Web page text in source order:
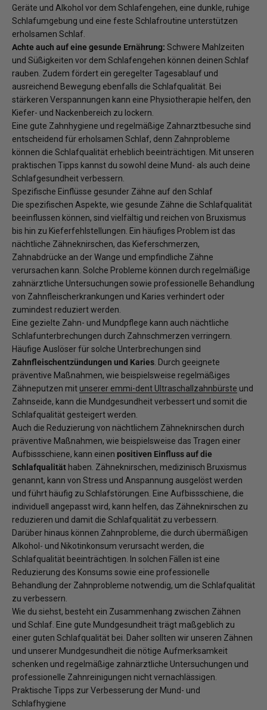
Geräte und Alkohol vor dem Schlafengehen, eine dunkle, ruhige
Schlafumgebung und eine feste Schlafroutine unterstützen
erholsamen Schlaf.
Achte auch auf eine gesunde Ernährung: Schwere Mahlzeiten
und Süßigkeiten vor dem Schlafengehen können deinen Schlaf
rauben. Zudem fördert ein geregelter Tagesablauf und
ausreichend Bewegung ebenfalls die Schlafqualität. Bei
stärkeren Verspannungen kann eine Physiotherapie helfen, den
Kiefer- und Nackenbereich zu lockern.
Eine gute Zahnhygiene und regelmäßige Zahnarztbesuche sind
entscheidend für erholsamen Schlaf, denn Zahnprobleme
können die Schlafqualität erheblich beeinträchtigen. Mit unseren
praktischen Tipps kannst du sowohl deine Mund- als auch deine
Schlafgesundheit verbessern.
Spezifische Einflüsse gesunder Zähne auf den Schlaf
Die spezifischen Aspekte, wie gesunde Zähne die Schlafqualität
beeinflussen können, sind vielfältig und reichen von Bruxismus
bis hin zu Kieferfehlstellungen. Ein häufiges Problem ist das
nächtliche Zähneknirschen, das Kieferschmerzen,
Zahnabdrücke an der Wange und empfindliche Zähne
verursachen kann. Solche Probleme können durch regelmäßige
zahnärztliche Untersuchungen sowie professionelle Behandlung
von Zahnfleischerkrankungen und Karies verhindert oder
zumindest reduziert werden.
Eine gezielte Zahn- und Mundpflege kann auch nächtliche
Schlafunterbrechungen durch Zahnschmerzen verringern.
Häufige Auslöser für solche Unterbrechungen sind
Zahnfleischentzündungen und Karies . Durch geeignete
präventive Maßnahmen, wie beispielsweise regelmäßiges
Zähneputzen mit unserer emmi-dent Ultraschallzahnbürste und
Zahnseide, kann die Mundgesundheit verbessert und somit die
Schlafqualität gesteigert werden.
Auch die Reduzierung von nächtlichem Zähneknirschen durch
präventive Maßnahmen, wie beispielsweise das Tragen einer
Aufbissschiene, kann einen positiven Einfluss auf die
Schlafqualität haben. Zähneknirschen, medizinisch Bruxismus
genannt, kann von Stress und Anspannung ausgelöst werden
und führt häufig zu Schlafstörungen. Eine Aufbissschiene, die
individuell angepasst wird, kann helfen, das Zähneknirschen zu
reduzieren und damit die Schlafqualität zu verbessern.
Darüber hinaus können Zahnprobleme, die durch übermäßigen
Alkohol- und Nikotinkonsum verursacht werden, die
Schlafqualität beeinträchtigen. In solchen Fällen ist eine
Reduzierung des Konsums sowie eine professionelle
Behandlung der Zahnprobleme notwendig, um die Schlafqualität
zu verbessern.
Wie du siehst, besteht ein Zusammenhang zwischen Zähnen
und Schlaf. Eine gute Mundgesundheit trägt maßgeblich zu
einer guten Schlafqualität bei. Daher sollten wir unseren Zähnen
und unserer Mundgesundheit die nötige Aufmerksamkeit
schenken und regelmäßige zahnärztliche Untersuchungen und
professionelle Zahnreinigungen nicht vernachlässigen.
Praktische Tipps zur Verbesserung der Mund- und
Schlafhygiene